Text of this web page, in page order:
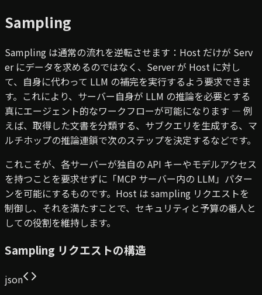
Sampling
Sampling は通常の流れを逆転させます：Host だけが Serv
er にデータを求めるのではなく、Server が Host に対し
て、自身に代わって LLM の補完を実行するよう要求できま
す。これにより、サーバー自身が LLM の推論を必要とする
真にエージェント的なワークフローが可能になります — 例
えば、取得した文書を分類する、サブクエリを生成する、マ
ルチホップの推論連鎖で次のステップを決定するなどです。
これこそが、各サーバーが独自の API キーやモデルアクセス
を持つことを要求せずに「MCP サーバー内の LLM」パター
ンを可能にするものです。Host は sampling リクエストを
制御し、それを満たすことで、セキュリティと予算の番人と
しての役割を維持します。
Sampling リクエストの構造
json